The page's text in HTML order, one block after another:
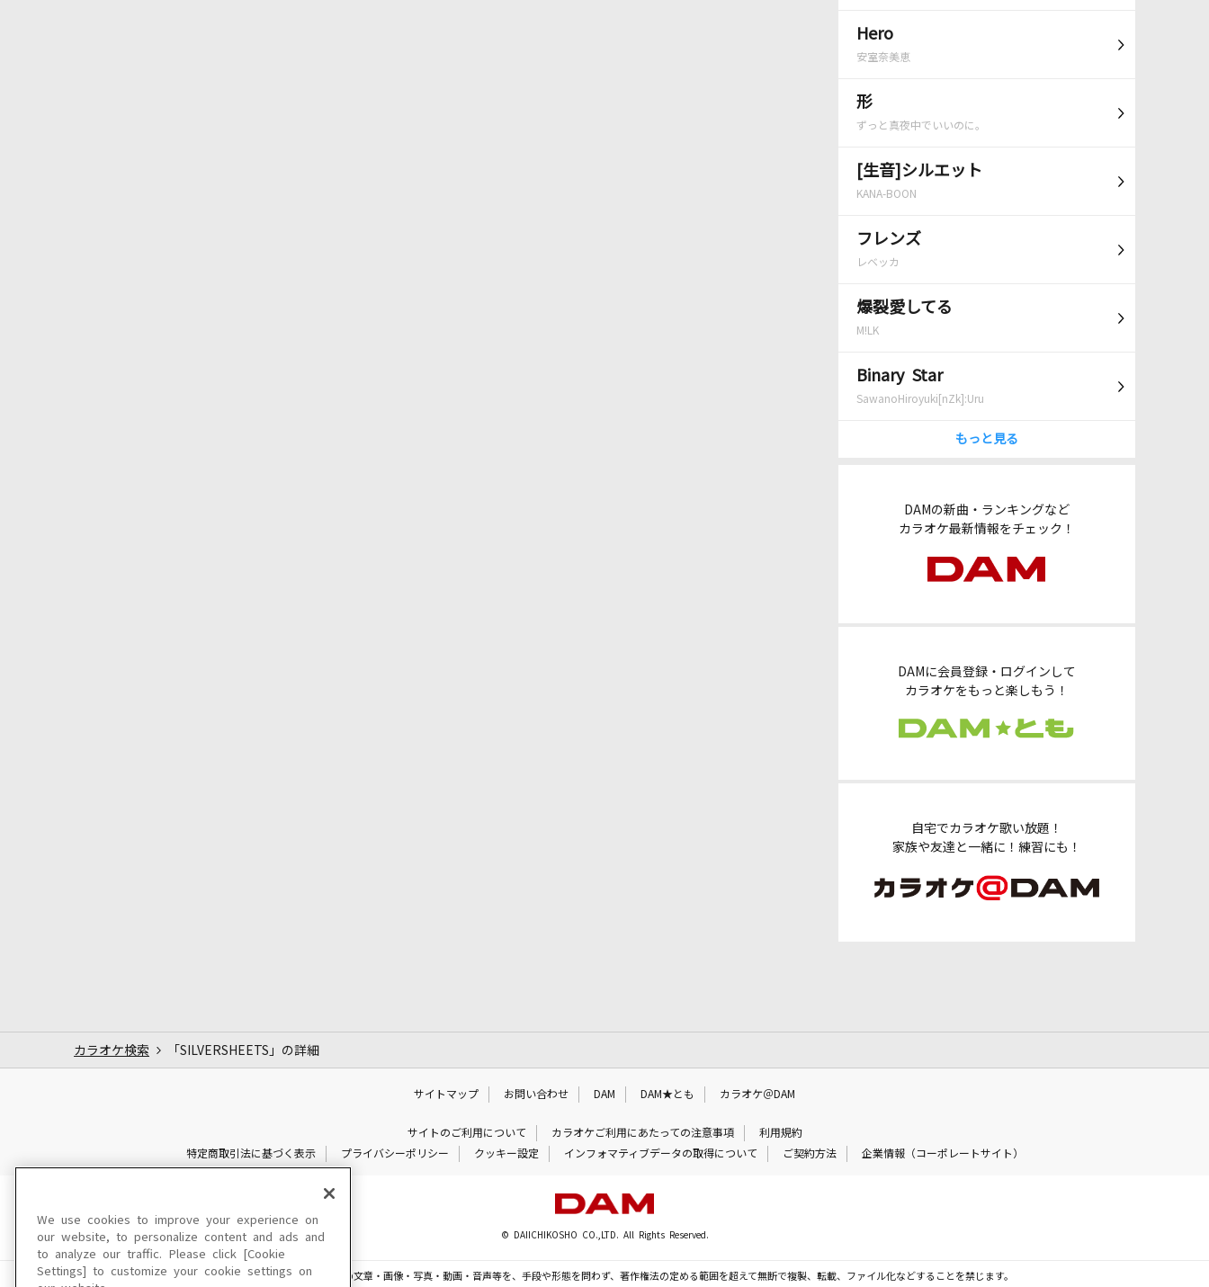
Hero
安室奈美恵
形
ずっと真夜中でいいのに。
[生音]シルエット
KANA-BOON
フレンズ
レベッカ
爆裂愛してる
M!LK
Binary Star
SawanoHiroyuki[nZk]:Uru
もっと見る
DAMの新曲・ランキングなど
カラオケ最新情報をチェック！
DAMに会員登録・ログインして
カラオケをもっと楽しもう！
自宅でカラオケ歌い放題！
家族や友達と一緒に！練習にも！
カラオケ検索 「SILVERSHEETS」の詳細
サイトマップ お問い合わせ DAM DAM★とも カラオケ＠DAM
サイトのご利用について カラオケご利用にあたっての注意事項
利用規約
特定商取引法に基づく表示
プライバシーポリシー クッキー設定 インフォマティブデータの取得について ご契約方法 企業情報（コーポレートサイト）
© DAIICHIKOSHO CO.,LTD. All Rights Reserved.
このサイトに掲載されている一切の文章・画像・写真・動画・音声等を、手段や形態を問わず、著作権法の定める範囲を超えて無断で複製、転載、ファイル化などすることを禁じます。
We use cookies to improve your experience on
our website, to personalize content and ads and
to analyze our traffic. Please click [Cookie
Settings] to customize your cookie settings on